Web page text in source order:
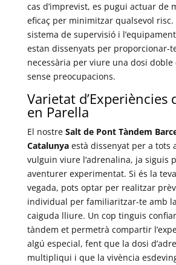
cas d’imprevist, es pugui actuar de
eficaç per minimitzar qualsevol risc.
sistema de supervisió i
estan dissenyats per proporcionar-
necessària per viure una dosi doble
sense preocupacions.
Varietat d’Experiències
en Parella
El nostre Salt de Pont Tàndem
Catalunyaestà dissenyat per a tots
vulguin viure l’adrenalina, ja siguis
aventurer experimentat. Si és la
vegada, pots optar per realitzar
individual per familiaritzar-te amb
caiguda lliure. Un cop tinguis
tàndem et permetrà compartir
algú especial, fent que la dosi
multipliqui i que la vivència